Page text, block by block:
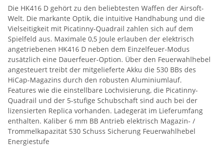
Die HK416 D gehört zu den beliebtesten Waffen der Airsoft-
Welt. Die markante Optik, die intuitive Handhabung und die
Vielseitigkeit mit Picatinny-Quadrail zahlen sich auf dem
Spielfeld aus. Maximale 0,5 Joule erlauben der elektrisch
angetriebenen HK416 D neben dem Einzelfeuer-Modus
zusätzlich eine Dauerfeuer-Option. Über den Feuerwahlhebel
angesteuert treibt der mitgelieferte Akku die 530 BBs des
HiCap-Magazins durch den robusten Aluminiumlauf.
Features wie die einstellbare Lochvisierung, die Picatinny-
Quadrail und der 5-stufige Schubschaft sind auch bei der
lizensierten Replica vorhanden. Ladegerät im Lieferumfang
enthalten. Kaliber 6 mm BB Antrieb elektrisch Magazin- /
Trommelkapazität 530 Schuss Sicherung Feuerwahlhebel
Energiestufe